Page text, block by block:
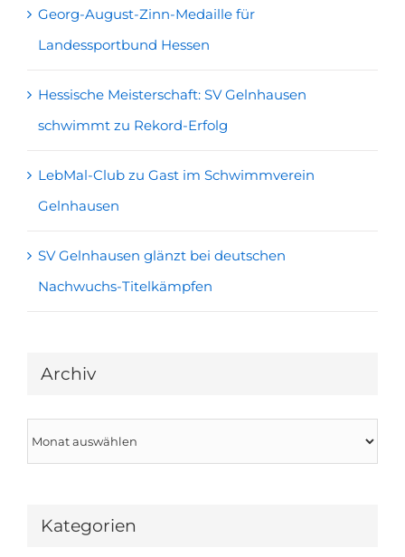
Georg-August-Zinn-Medaille für
Landessportbund Hessen
Hessische Meisterschaft: SV Gelnhausen
schwimmt zu Rekord-Erfolg
LebMal-Club zu Gast im Schwimmverein
Gelnhausen
SV Gelnhausen glänzt bei deutschen
Nachwuchs-Titelkämpfen
Archiv
Kategorien